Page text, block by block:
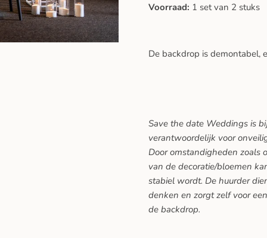
Voorraad: 1 set van 2 stuks
De backdrop is demontabel,
Save the date Weddings is
verantwoordelijk voor
Door omstandigheden zoals
van de decoratie/bloemen
stabiel wordt. De huurder
denken en zorgt zelf voor
de backdrop.